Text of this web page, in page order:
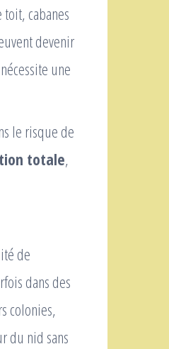
cabanes
devenir
une
le risque de
totale,
de
dans des
colonies,
du nid sans